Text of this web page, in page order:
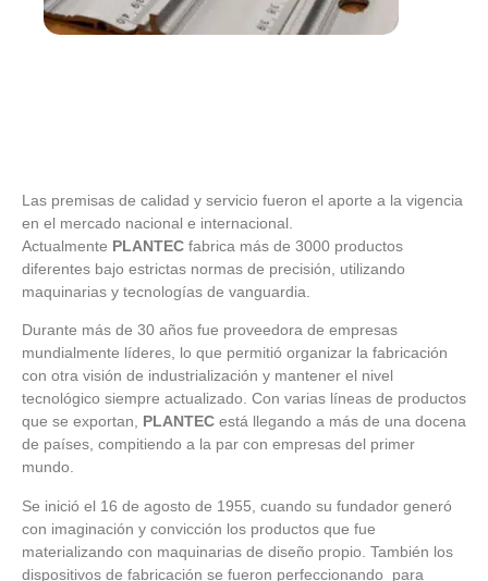
Las premisas de calidad y servicio fueron el aporte a la vigencia
en el mercado nacional e internacional.
Actualmente PLANTEC fabrica más de 3000 productos
diferentes bajo estrictas normas de precisión, utilizando
maquinarias y tecnologías de vanguardia.
Durante más de 30 años fue proveedora de empresas
mundialmente líderes, lo que permitió organizar la fabricación
con otra visión de industrialización y mantener el nivel
tecnológico siempre actualizado. Con varias líneas de productos
que se exportan, PLANTEC está llegando a más de una docena
de países, compitiendo a la par con empresas del primer
mundo.
Se inició el 16 de agosto de 1955, cuando su fundador generó
con imaginación y convicción los productos que fue
materializando con maquinarias de diseño propio. También los
dispositivos de fabricación se fueron perfeccionando para